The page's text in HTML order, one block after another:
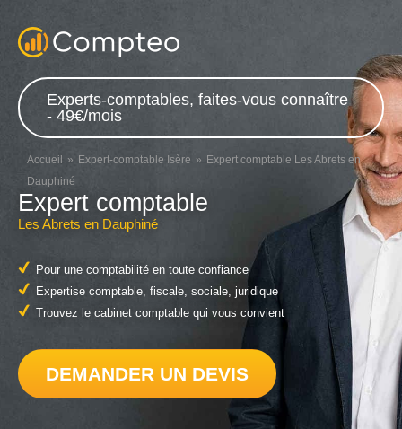
Experts-comptables, faites-vous connaître
- 49€/mois
Accueil Expert-comptable Isère
Expert comptable Les Abrets en
Dauphiné
Expert comptable
Les Abrets en Dauphiné
Pour une comptabilité en toute confiance
Expertise comptable, fiscale, sociale, juridique
Trouvez le cabinet comptable qui vous convient
DEMANDER UN DEVIS